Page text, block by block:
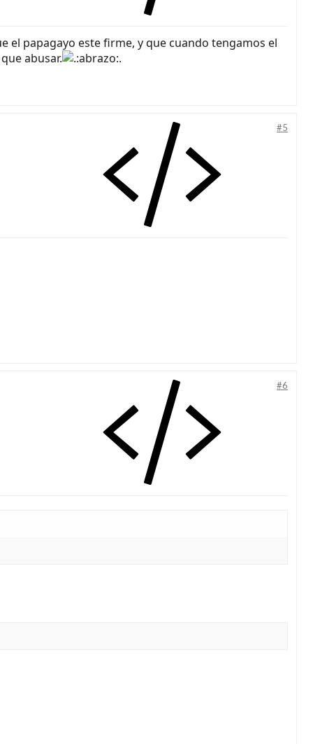
el papagayo este firme, y que cuando tengamos el
abusar.
#5
#6